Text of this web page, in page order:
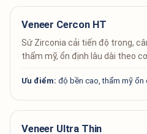
Veneer Cercon HT
Sứ Zirconia cải tiến độ trong,
thẩm mỹ, ổn định lâu dài theo
Ưu điểm: độ bền cao, thẩm mỹ ổn
Veneer Ultra Thin